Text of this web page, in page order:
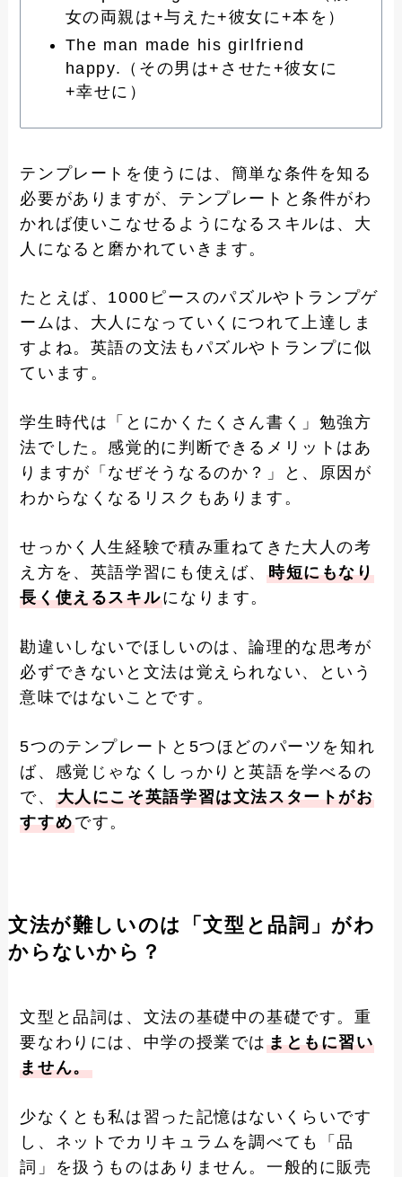
女の両親は+与えた+彼女に+本を）
The man made his girlfriend
happy.（その男は+させた+彼女に
+幸せに）
テンプレートを使うには、簡単な条件を知る
必要がありますが、テンプレートと条件がわ
かれば使いこなせるようになるスキルは、大
人になると磨かれていきます。
たとえば、1000ピースのパズルやトランプゲ
ームは、大人になっていくにつれて上達しま
すよね。英語の文法もパズルやトランプに似
ています。
学生時代は「とにかくたくさん書く」勉強方
法でした。感覚的に判断できるメリットはあ
りますが「なぜそうなるのか？」と、原因が
わからなくなるリスクもあります。
せっかく人生経験で積み重ねてきた大人の考
え方を、英語学習にも使えば、 時短にもなり
長く使えるスキルになります。
勘違いしないでほしいのは、論理的な思考が
必ずできないと文法は覚えられない、という
意味ではないことです。
5つのテンプレートと5つほどのパーツを知れ
ば、感覚じゃなくしっかりと英語を学べるの
で、 大人にこそ英語学習は文法スタートがお
すすめです。
文法が難しいのは「文型と品詞」がわ
からないから？
文型と品詞は、文法の基礎中の基礎です。重
要なわりには、中学の授業では まともに習い
ません。
少なくとも私は習った記憶はないくらいです
し、ネットでカリキュラムを調べても「品
詞」を扱うものはありません。一般的に販売